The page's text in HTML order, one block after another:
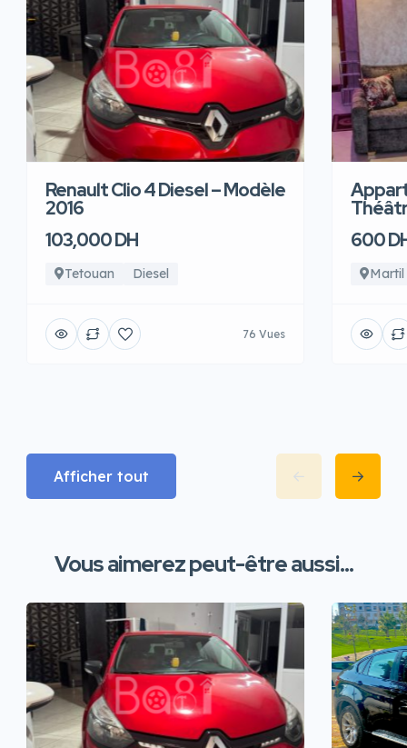
Renault Clio 4 Diesel – Modèle
2016
103,000 DH
Tetouan Diesel
76 Vues
600
Martil
Afficher tout
Vous aimerez peut-être aussi...